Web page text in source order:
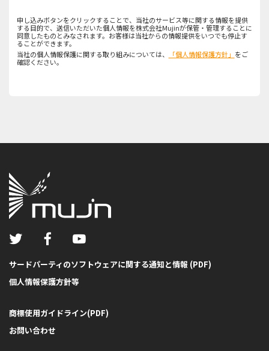
申し込みボタンをクリックすることで、当社のサービス等に関する情報を提供
する目的で、送信いただいた個人情報を株式会社Mujinが保管・管理することに
同意したものとみなされます。お客様は当社からの情報提供をいつでも停止す
ることができます。
当社の個人情報保護に関する取り組みについては、
「個人情報保護方針」 をご
確認ください。
サードパーティのソフトウェアに関する通知と情報 (PDF)
個人情報保護方針等
商標使用ガイドライン(PDF)
お問い合わせ